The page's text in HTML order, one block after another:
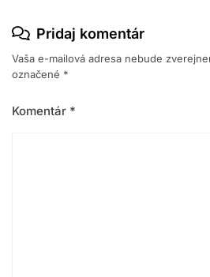
Pridaj komentár
Vaša e-mailová adresa nebude
označené *
Komentár *